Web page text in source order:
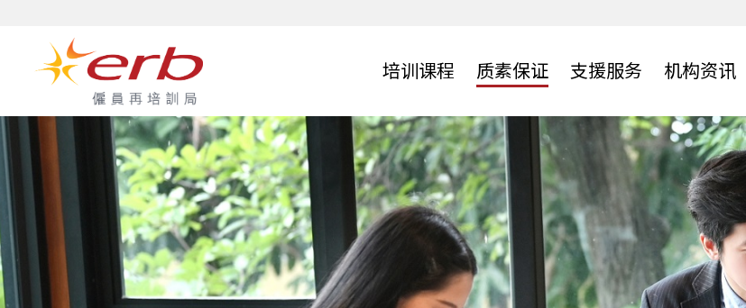
培训课程
雇员再培训局课程
课程总览
课程搜寻
申请须知
专设培训项目
「培训就业一条龙」计划
「零存整付」证书计划
「度身订造课程」计划
网上学习资源
网上自学教材
网上学习平台
培训机构网络
培训机构名单
培训中心搜寻
质素保证
监管机制
质素保证措施
申请成为委任培训机构
实务技能培训及评估中心
技能评估服务
考场虚拟导览
考生须知及评估范围
前往评估中心
质素及资历认证
资历架构
专业认证课程
支援服务
地区支援服务
ERB服务中心
「培训通」课程搜索终端机
培训顾问服务
家居服务
乐活一站
陪月一站
雇主服務 网上招聘服务平台
机构资讯
新闻公布 机构消息 机构录像 机构刊物
机构概览
年报
LOOK@erb电子通讯
宣传单张及广告
学员分享
关于我们 机构管治
管治架构
委员名单
专责委员会
办事处行政架构
合作伙伴
服务对象及合作伙伴
行业谘询网络
技术顾问
人才招聘 常见问题